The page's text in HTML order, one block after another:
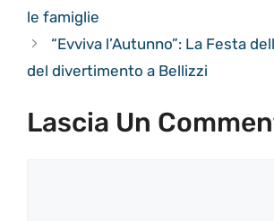
le famiglie
“Evviva l’Autunno”: La Festa
del divertimento a Bellizzi
Lascia Un